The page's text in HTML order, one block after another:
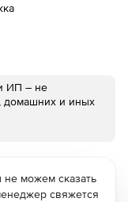
ИП – не
домашних и иных
не можем сказать
свяжется